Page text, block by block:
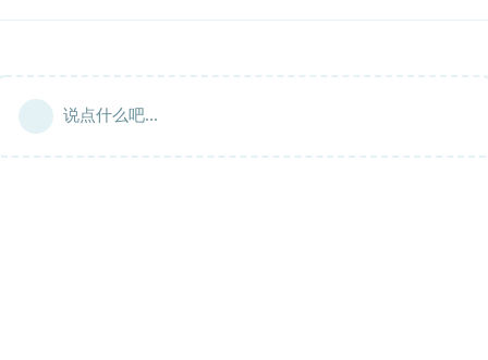
说点什么吧...